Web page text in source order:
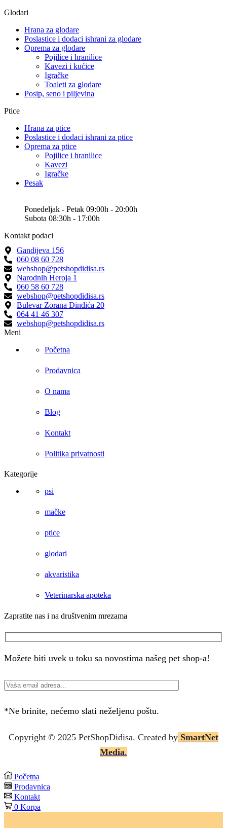
Glodari
Hrana za glodare
Poslastice i dodaci ishrani za glodare
Oprema za glodare
Pojilice i hranilice
Kavezi i kućice
Igračke
Toaleti za glodare
Posip, seno i piljevina
Ptice
Hrana za ptice
Poslastice i dodaci ishrani za ptice
Oprema za ptice
Pojilice i hranilice
Kavezi
Igračke
Pesak
Ponedeljak - Petak 09:00h - 20:00h
Subota 08:30h - 17:00h
Kontakt podaci
Gandijeva 156
060 08 60 728
webshop@petshopdidisa.rs
Narodnih Heroja 1
060 58 60 728
webshop@petshopdidisa.rs
Bulevar Zorana Đinđića 20
064 41 46 307
webshop@petshopdidisa.rs
Meni
Početna
Prodavnica
O nama
Blog
Kontakt
Politika privatnosti
Kategorije
psi
mačke
ptice
glodari
akvaristika
Veterinarska apoteka
Zapratite nas i na društvenim mrezama
Možete biti uvek u toku sa novostima našeg pet shop-a!
*Ne brinite, nećemo slati neželjenu poštu.
Copyright © 2025 PetShopDidisa. Created by SmartNet
Media.
Početna
Prodavnica
Kontakt
0 Korpa